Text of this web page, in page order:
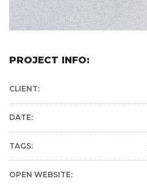
PROJECT INFO:
CLIENT:
DATE:
TAGS:
OPEN WEBSITE: